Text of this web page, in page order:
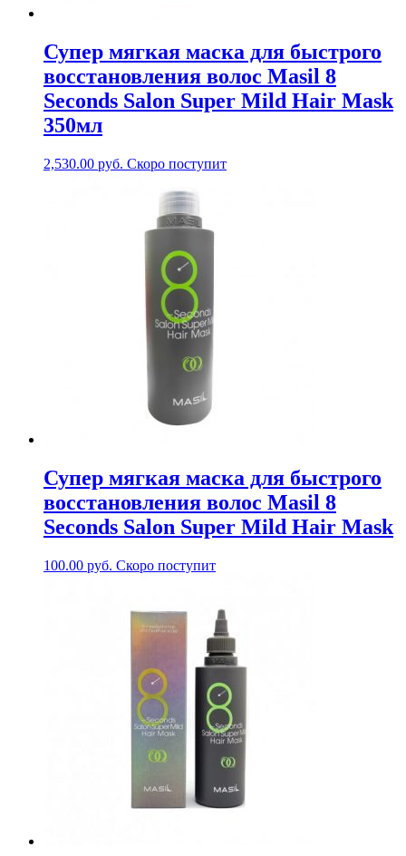
Супер мягкая маска для быстрого
восстановления волос Masil 8
Seconds Salon Super Mild Hair Mask
350мл
2,530.00 руб. Скоро поступит
Супер мягкая маска для быстрого
восстановления волос Masil 8
Seconds Salon Super Mild Hair Mask
100.00 руб. Скоро поступит